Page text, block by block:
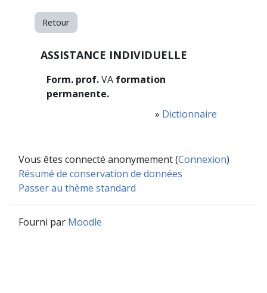
Retour
ASSISTANCE INDIVIDUELLE
Form. prof.VA formation
permanente.
» Dictionnaire
Vous êtes connecté anonymement (Connexion)
Résumé de conservation de données
Passer au thème standard
Fourni par Moodle